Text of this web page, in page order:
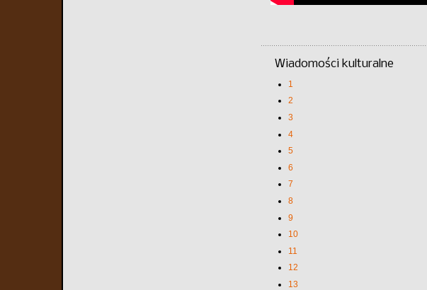
Wiadomości kulturalne
1
2
3
4
5
6
7
8
9
10
11
12
13